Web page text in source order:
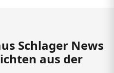
Schlager News
aus der